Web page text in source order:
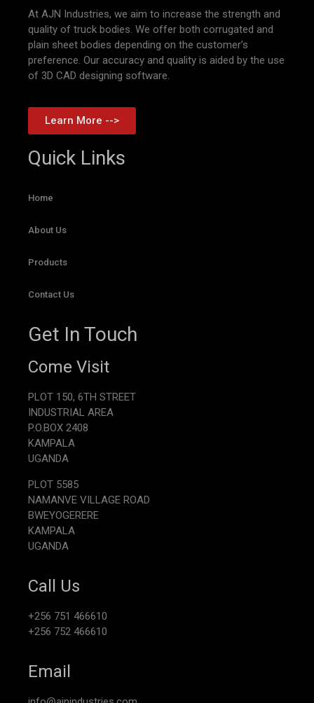
At AJN Industries, we aim to increase the strength and
quality of truck bodies. We offer both corrugated and
plain sheet bodies depending on the customer’s
preference. Our accuracy and quality is aided by the use
of 3D CAD designing software.
Learn More -->
Quick Links
Home
About Us
Products
Contact Us
Get In Touch
Come Visit
PLOT 150, 6TH STREET
INDUSTRIAL AREA
P.O.BOX 2408
KAMPALA
UGANDA
PLOT 5585
NAMANVE VILLAGE ROAD
BWEYOGERERE
KAMPALA
UGANDA
Call Us
+256 751 466610
+256 752 466610
Email